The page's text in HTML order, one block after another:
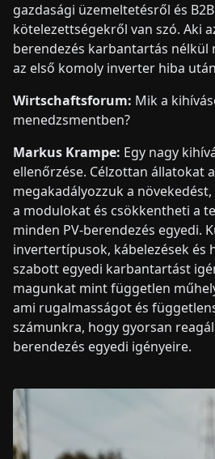
gazdasági üzemeltetésről és
kötelezettségekről van szó. Aki
berendezés karbantartás nélkül
az első komoly inverter hiba
Wirtschaftsforum: Mik a
menedzsmentben?
Markus Krampe: Egy nagy
ellenőrzése. Célzottan állatokat
megakadályozzuk a
a modulokat és csökkentheti a
minden PV-berendezés egyedi.
invertertípusok, kábelezések és
szabott egyedi karbantartást
magunkat mint független
ami rugalmasságot és
számunkra, hogy gyorsan
berendezés egyedi igényeire.